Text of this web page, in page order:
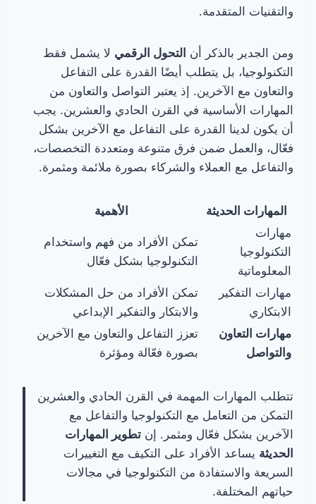
والتقنيات المتقدمة.
ومن الجدير بالذكر أن التحول الرقمي لا يشمل فقط
التكنولوجيا، بل يتطلب أيضًا القدرة على التفاعل
والتعاون مع الآخرين. إذ يعتبر التواصل والتعاون من
المهارات الأساسية في القرن الحادي والعشرين. يجب
أن يكون لدينا القدرة على التفاعل مع الآخرين بشكل
فعّال، والعمل ضمن فرق متنوعة ومتعددة التخصصات،
والتفاعل مع العملاء والشركاء بصورة ملائمة ومثمرة.
المهارات الحديثة
الأهمية
مهارات
التكنولوجيا
المعلوماتية
تمكن الأفراد من فهم واستخدام
التكنولوجيا بشكل فعّال
مهارات التفكير
الابتكاري
تمكن الأفراد من حل المشكلات
والابتكار والتفكير الإبداعي
مهارات التعاون
والتواصل
تعزز التفاعل والتعاون مع الآخرين
بصورة فعّالة ومؤثرة
تتطلب المهارات المهمة في القرن الحادي والعشرين
التمكن من التعامل مع التكنولوجيا والتفاعل مع
الآخرين بشكل فعّال ومثمر. إن تطوير المهارات
الحديثة يساعد الأفراد على التكيف مع التغييرات
السريعة والاستفادة من التكنولوجيا في مجالات
حياتهم المختلفة.